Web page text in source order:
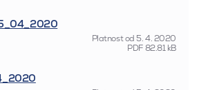
Platnost od 5. 4. 2020
PDF82.81 kB